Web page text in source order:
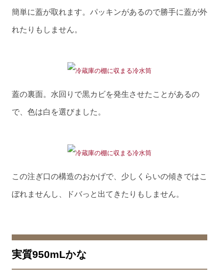
簡単に蓋が取れます。パッキンがあるので勝手に蓋が外
れたりもしません。
蓋の裏面。水回りで黒カビを発生させたことがあるの
で、色は白を選びました。
この注ぎ口の構造のおかげで、少しくらいの傾きではこ
ぼれませんし、ドバっと出てきたりもしません。
実質950mLかな